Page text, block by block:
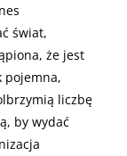
świat,
że jest
pojemna,
liczbę
by wydać